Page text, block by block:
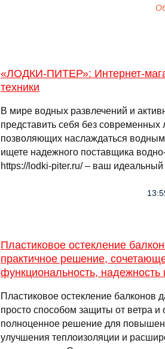
«ЛОДКИ-ПИТЕР»: Интернет-
техники
В мире водных развлечений и
представить себя без современных
позволяющих наслаждаться
ищете надежного поставщика
https://lodki-piter.ru/ – ваш
Пластиковое остекление
практичное решение,
функциональность, надежность
Пластиковое остекление балконов
просто способом защиты от ветра и
полноценное решение для
улучшения теплоизоляции и